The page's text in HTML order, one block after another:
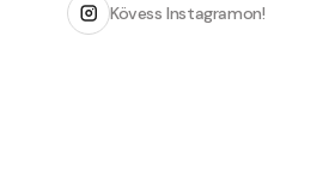
Kövess Instagramon!